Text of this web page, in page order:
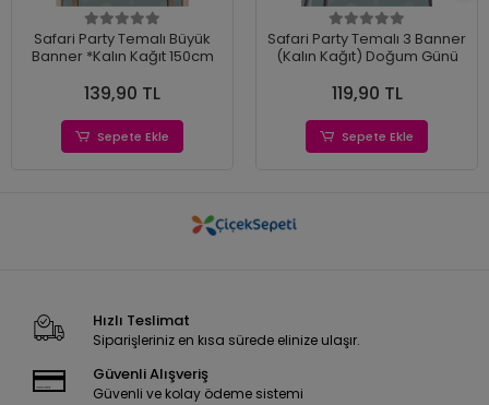
Safari Party Temalı Büyük
Banner *Kalın Kağıt 150cm
139,90 TL
Sepete Ekle
Safari Party Temalı 3 Banner
(Kalın Kağıt) Doğum Günü
119,90 TL
Sepete Ekle
Hızlı Teslimat
Siparişleriniz en kısa sürede elinize ulaşır.
Güvenli Alışveriş
Güvenli ve kolay ödeme sistemi